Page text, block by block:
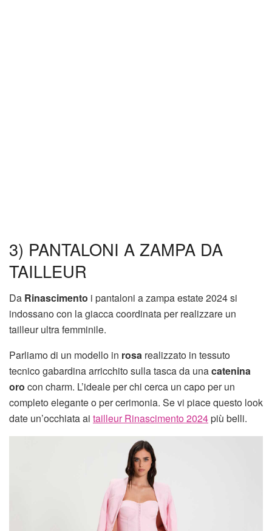
3) PANTALONI A ZAMPA DA
TAILLEUR
Da Rinascimento i pantaloni a zampa estate 2024 si
indossano con la giacca coordinata per realizzare un
tailleur ultra femminile.
Parliamo di un modello in rosa realizzato in tessuto
tecnico gabardina arricchito sulla tasca da unacatenina
oro con charm. L’ideale per chi cerca un capo per un
completo elegante o per cerimonia. Se vi piace questo look
date un’occhiata ai tailleur Rinascimento 2024più belli.